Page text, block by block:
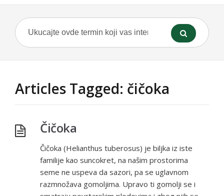
Articles Tagged: čičoka
Čičoka
Čičoka (Helianthus tuberosus) je biljka iz iste
familije kao suncokret, na našim prostorima
seme ne uspeva da sazori, pa se uglavnom
razmnožava gomoljima. Upravo ti gomolji se i